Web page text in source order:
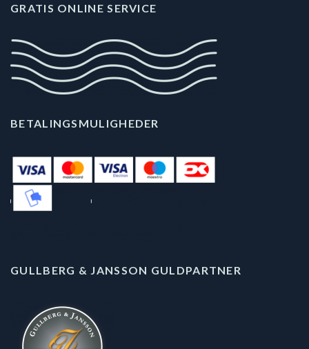
GRATIS ONLINE SERVICE
BETALINGSMULIGHEDER
GULLBERG & JANSSON GULDPARTNER